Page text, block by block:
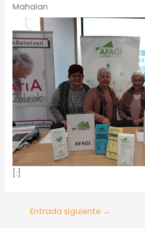
Mahaian
[:]
Entrada siguiente →